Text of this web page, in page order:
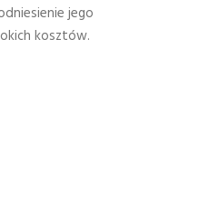
jego
kosztów.